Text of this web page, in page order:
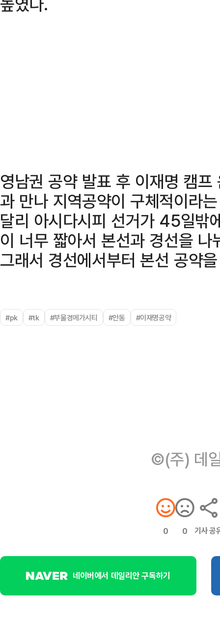
영남권 공약 발표 후 이재명 캠
과 만나 지역공약이 구체적이라
달리 아시다시피 선거가 45일밖
이 너무 짧아서 본선과 경선을
그래서 경선에서부터 본선 공약
#pk #tk #부울경메가시티 #안동 #이재명공약
©(주) 데
0 0 기사 공
네이버에서 데일리안 구독하기